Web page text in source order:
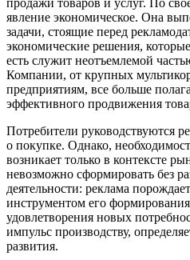
явление экономическое. Она
задачи, стоящие перед
экономические решения,
есть служит неотъемлемой
Компании, от крупных
предприятиям, все больше
эффективного продвижения
Потребители руководствуются
о покупке. Однако,
возникает только в контексте
невозможно сформировать без
деятельности: реклама
инструментом его
удовлетворения новых
импульс производству,
развития.